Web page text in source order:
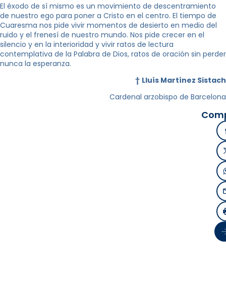
El éxodo de sí mismo es un movimiento de descentramiento
de nuestro ego para poner a Cristo en el centro. El tiempo de
Cuaresma nos pide vivir momentos de desierto en medio del
ruido y el frenesí de nuestro mundo. Nos pide crecer en el
silencio y en la interioridad y vivir ratos de lectura
contemplativa de la Palabra de Dios, ratos de oración sin perder
nunca la esperanza.
† Lluís Martínez Sistach
Cardenal arzobispo de Barcelona